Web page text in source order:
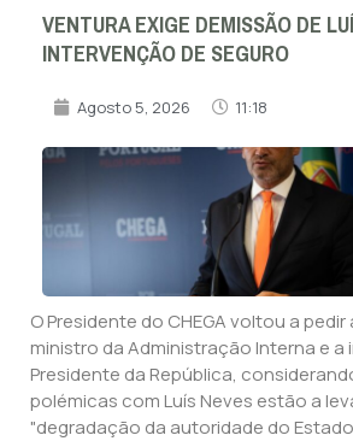
VENTURA EXIGE DEMISSÃO DE
INTERVENÇÃO DE SEGURO
Agosto 5, 2026 11:18
O Presidente do CHEGA voltou a
ministro da Administração Interna e
Presidente da República,
polémicas com Luís Neves estão a
"degradação da autoridade do